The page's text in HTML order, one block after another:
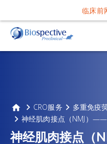
临床前
CRO服务
多重免疫
神经肌肉接点（NMJ）
神经肌肉接点（